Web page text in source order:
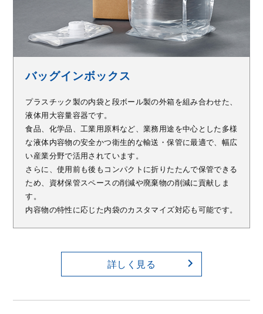
バッグインボックス
プラスチック製の内袋と段ボール製の外箱を組み合わせた、
液体用大容量容器です。
食品、化学品、工業用原料など、業務用途を中心とした多様
な液体内容物の安全かつ衛生的な輸送・保管に最適で、幅広
い産業分野で活用されています。
さらに、使用前も後もコンパクトに折りたたんで保管できる
ため、資材保管スペースの削減や廃棄物の削減に貢献しま
す。
内容物の特性に応じた内袋のカスタマイズ対応も可能です。
詳しく見る